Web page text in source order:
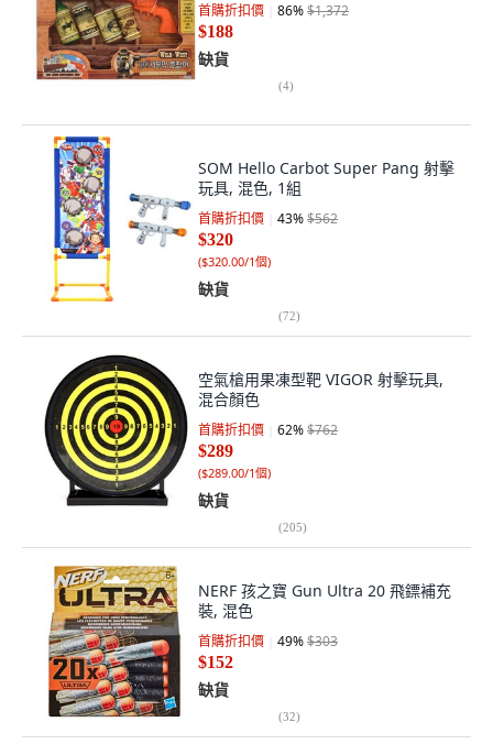
首購折扣價 86%$1,372
$188
缺貨
(4)
SOM Hello Carbot Super Pang 射擊
玩具, 混色, 1組
首購折扣價 43%$562
$320
($320.00/1個)
缺貨
(72)
空氣槍用果凍型靶 VIGOR 射擊玩具,
混合顏色
首購折扣價 62%$762
$289
($289.00/1個)
缺貨
(205)
NERF 孩之寶 Gun Ultra 20 飛鏢補充
裝, 混色
首購折扣價 49%$303
$152
缺貨
(32)